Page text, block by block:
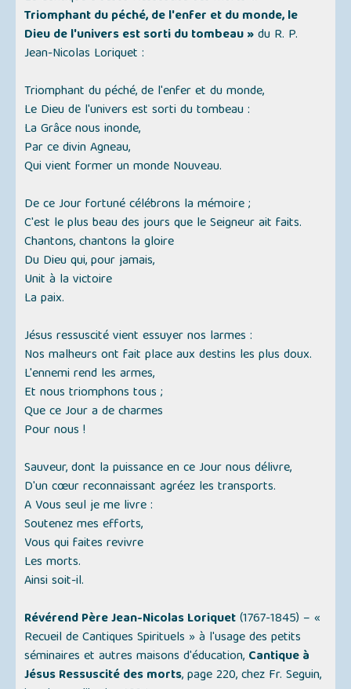
Triomphant du péché, de l'enfer et du monde, le
Dieu de l'univers est sorti du tombeau »du R. P.
Jean-Nicolas Loriquet :
Triomphant du péché, de l'enfer et du monde,
Le Dieu de l'univers est sorti du tombeau :
La Grâce nous inonde,
Par ce divin Agneau,
Qui vient former un monde Nouveau.
De ce Jour fortuné célébrons la mémoire ;
C'est le plus beau des jours que le Seigneur ait faits.
Chantons, chantons la gloire
Du Dieu qui, pour jamais,
Unit à la victoire
La paix.
Jésus ressuscité vient essuyer nos larmes :
Nos malheurs ont fait place aux destins les plus doux.
L'ennemi rend les armes,
Et nous triomphons tous ;
Que ce Jour a de charmes
Pour nous !
Sauveur, dont la puissance en ce Jour nous délivre,
D'un cœur reconnaissant agréez les transports.
A Vous seul je me livre :
Soutenez mes efforts,
Vous qui faites revivre
Les morts.
Ainsi soit-il.
Révérend Père Jean-Nicolas Loriquet(1767-1845) –«
Recueil de Cantiques Spirituels »à l'usage des petits
séminaires et autres maisons d'éducation, Cantique à
Jésus Ressuscité des morts, page 220, chez Fr. Seguin,